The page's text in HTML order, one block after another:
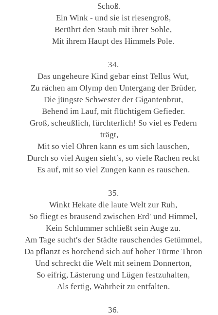
Schoß.
Ein Wink - und sie ist riesengroß,
Berührt den Staub mit ihrer Sohle,
Mit ihrem Haupt des Himmels Pole.
34.
Das ungeheure Kind gebar einst Tellus Wut,
Zu rächen am Olymp den Untergang der Brüder,
Die jüngste Schwester der Gigantenbrut,
Behend im Lauf, mit flüchtigem Gefieder.
Groß, scheußlich, fürchterlich! So viel es Federn
trägt,
Mit so viel Ohren kann es um sich lauschen,
Durch so viel Augen sieht′s, so viele Rachen reckt
Es auf, mit so viel Zungen kann es rauschen.
35.
Winkt Hekate die laute Welt zur Ruh,
So fliegt es brausend zwischen Erd′ und Himmel,
Kein Schlummer schließt sein Auge zu.
Am Tage sucht′s der Städte rauschendes Getümmel,
Da pflanzt es horchend sich auf hoher Türme Thron
Und schreckt die Welt mit seinem Donnerton,
So eifrig, Lästerung und Lügen festzuhalten,
Als fertig, Wahrheit zu entfalten.
36.